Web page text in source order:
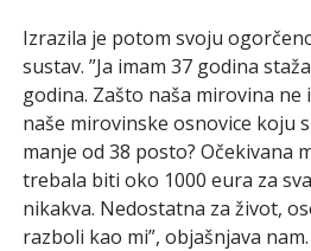
Izrazila je potom svoju
sustav. ”Ja imam 37 godina
godina. Zašto naša mirovina
naše mirovinske osnovice koju
manje od 38 posto? Očekivana
trebala biti oko 1000 eura za
nikakva. Nedostatna za život,
razboli kao mi”, objašnjava nam.